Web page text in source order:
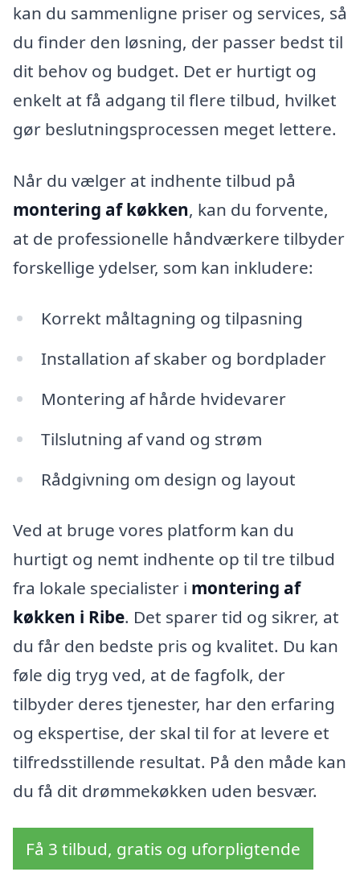
kan du sammenligne priser og services, så
du finder den løsning, der passer bedst til
dit behov og budget. Det er hurtigt og
enkelt at få adgang til flere tilbud, hvilket
gør beslutningsprocessen meget lettere.
Når du vælger at indhente tilbud på
montering af køkken, kan du forvente,
at de professionelle håndværkere tilbyder
forskellige ydelser, som kan inkludere:
Korrekt måltagning og tilpasning
Installation af skaber og bordplader
Montering af hårde hvidevarer
Tilslutning af vand og strøm
Rådgivning om design og layout
Ved at bruge vores platform kan du
hurtigt og nemt indhente op til tre tilbud
fra lokale specialister i montering af
køkken i Ribe. Det sparer tid og sikrer, at
du får den bedste pris og kvalitet. Du kan
føle dig tryg ved, at de fagfolk, der
tilbyder deres tjenester, har den erfaring
og ekspertise, der skal til for at levere et
tilfredsstillende resultat. På den måde kan
du få dit drømmekøkken uden besvær.
Få 3 tilbud, gratis og uforpligtende